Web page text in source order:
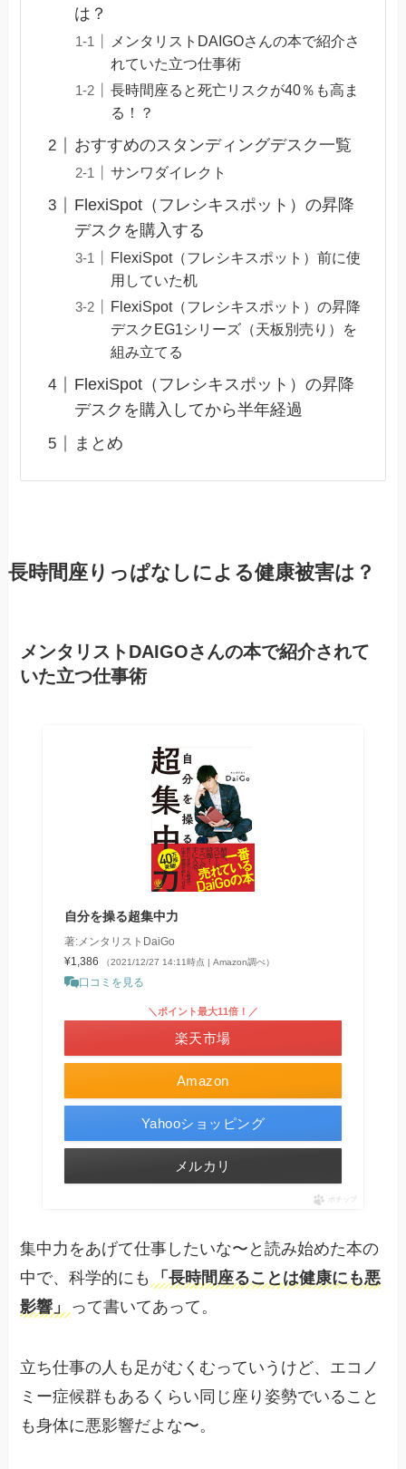
は？
メンタリストDAIGOさんの本で紹介さ
れていた立つ仕事術
長時間座ると死亡リスクが40％も高ま
る！？
おすすめのスタンディングデスク一覧
サンワダイレクト
FlexiSpot（フレシキスポット）の昇降
デスクを購入する
FlexiSpot（フレシキスポット）前に使
用していた机
FlexiSpot（フレシキスポット）の昇降
デスクEG1シリーズ（天板別売り）を
組み立てる
FlexiSpot（フレシキスポット）の昇降
デスクを購入してから半年経過
まとめ
長時間座りっぱなしによる健康被害は？
メンタリストDAIGOさんの本で紹介されて
いた立つ仕事術
自分を操る超集中力
著:メンタリストDaiGo
¥1,386
（2021/12/27 14:11時点 | Amazon調べ）
口コミを見る
Amazon
＼ポイント最大11倍！／
楽天市場
Yahooショッピング
メルカリ
ポチップ
集中力をあげて仕事したいな〜と読み始めた本の
中で、科学的にも
「長時間座ることは健康にも悪
影響」
って書いてあって。
立ち仕事の人も足がむくむっていうけど、エコノ
ミー症候群もあるくらい同じ座り姿勢でいること
も身体に悪影響だよな〜。